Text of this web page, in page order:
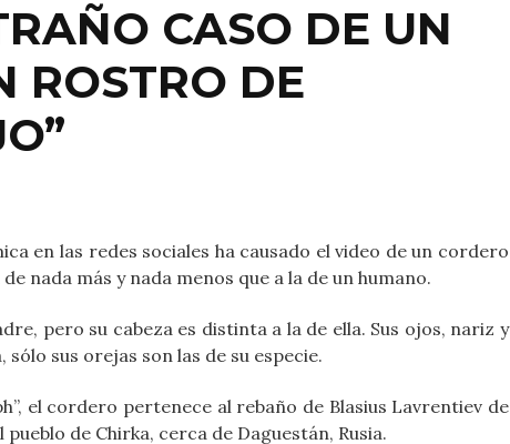
CASO DE UN
ROSTRO DE
en las redes sociales ha causado el video de un cordero
nada más y nada menos que a la de un humano.
pero su cabeza es distinta a la de ella. Sus ojos, nariz y
sus orejas son las de su especie.
el cordero pertenece al rebaño de Blasius Lavrentiev de
de Chirka, cerca de Daguestán, Rusia.